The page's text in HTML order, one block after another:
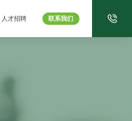
人才招聘 联系我们